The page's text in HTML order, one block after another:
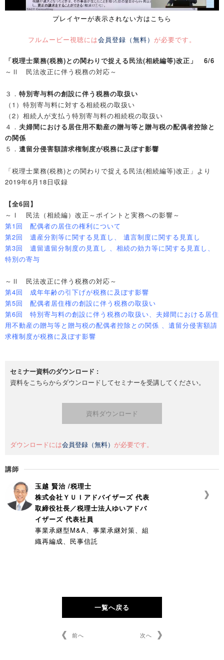
プレイヤーが表示されない方はこちら
フルムービー視聴には会員登録（無料） が必要です。
「税理士業務(税務)との関わりで捉える民法(相続編等)改正」 6/6
～Ⅱ 民法改正に伴う税務の対応～
３． 特別寄与料の創設に伴う税務の取扱い
（1）特別寄与料に対する相続税の取扱い
（2）相続人が支払う特別寄与料の相続税の取扱い
４． 夫婦間における居住用不動産の贈与等と贈与税の配偶者控除と
の関係
５． 遺留分侵害額請求権制度が税務に及ぼす影響
「税理士業務(税務)との関わりで捉える民法(相続編等)改正」より
2019年6月18日収録
【全6回】
～Ⅰ 民法（相続編）改正～ポイントと実務への影響～
第1回 配偶者の居住の権利について
第2回 遺産分割等に関する見直し、 遺言制度に関する見直し
第3回 遺留遺留分制度の見直し 、相続の効力等に関する見直し、
特別の寄与
～Ⅱ 民法改正に伴う税務の対応～
第4回 成年年齢の引下げが税務に及ぼす影響
第5回 配偶者居住権の創設に伴う税務の取扱い
第6回 特別寄与料の創設に伴う税務の取扱い、夫婦間における居住
用不動産の贈与等と贈与税の配偶者控除との関係 、遺留分侵害額請
求権制度が税務に及ぼす影響
セミナー資料のダウンロード :
資料をこちらからダウンロードしてセミナーを受講してください。
資料ダウンロード
ダウンロードには会員登録（無料） が必要です。
講師
玉越 賢治 /税理士
株式会社ＹＵＩアドバイザーズ 代表
取締役社長／税理士法人ゆいアドバ
イザーズ 代表社員
事業承継型M&A、事業承継対策、組
織再編成、民事信託
一覧へ戻る
前へ 次へ